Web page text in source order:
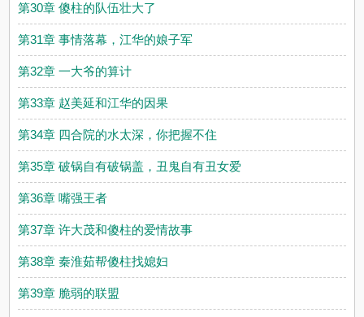
第30章 傻柱的队伍壮大了
第31章 事情落幕，江华的娘子军
第32章 一大爷的算计
第33章 赵美延和江华的因果
第34章 四合院的水太深，你把握不住
第35章 破锅自有破锅盖，丑鬼自有丑女爱
第36章 嘴强王者
第37章 许大茂和傻柱的爱情故事
第38章 秦淮茹帮傻柱找媳妇
第39章 脆弱的联盟